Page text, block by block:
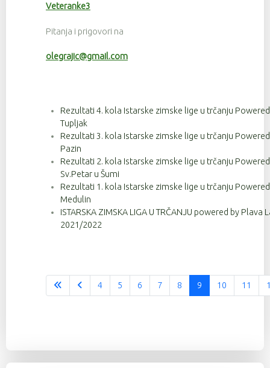
Veteranke3
Pitanja i prigovori na
olegrajic@gmail.com
Rezultati 4. kola Istarske zimske lige u trčanju
Tupljak
Rezultati 3. kola Istarske zimske lige u trčanju
Pazin
Rezultati 2. kola Istarske zimske lige u trčanju
Sv.Petar u Šumi
Rezultati 1. kola Istarske zimske lige u trčanju
Medulin
ISTARSKA ZIMSKA LIGA U TRČANJU powered by Plava
2021/2022
4 5 6 7 8 9 10 11